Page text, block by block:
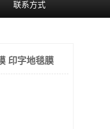
联系方式
印字地毯膜